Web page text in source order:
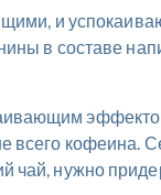
и
в составе
кофеина.
чай, нужно